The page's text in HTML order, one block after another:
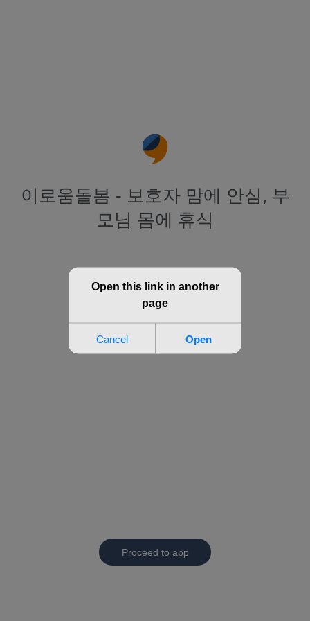
이로움돌봄 - 보호자 맘에 안심, 부
모님 몸에 휴식
Proceed to app